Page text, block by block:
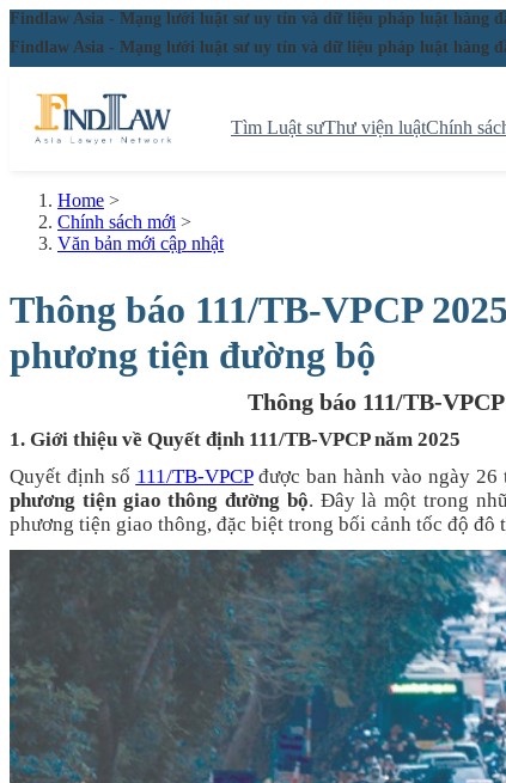
Findlaw Asia - Mạng lưới luật sư uy tín và dữ liệu pháp luật hàng
Findlaw Asia - Mạng lưới luật sư uy tín và dữ liệu pháp luật hàng
Tìm Luật sưThư viện luậtChính
Home >
Chính sách mới >
Văn bản mới cập nhật
Thông báo 111/TB-VPCP
phương tiện đường bộ
Thông báo 111/TB-
1. Giới thiệu về Quyết định 111/TB-VPCP năm 2025
Quyết định số 111/TB-VPCPđược ban hành vào ngày
phương tiện giao thông đường bộ. Đây là một trong
phương tiện giao thông, đặc biệt trong bối cảnh tốc độ đô